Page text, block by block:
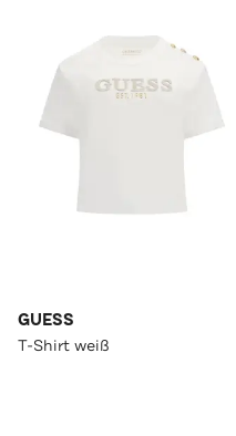
GUESS
T-Shirt weiß